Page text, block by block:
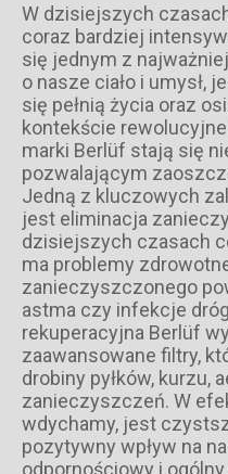
W dzisiejszych
coraz bardziej
się jednym z
o nasze ciało i umysł,
się pełnią życia oraz
kontekście
marki Berlüf stają się
pozwalającym
Jedną z kluczowych
jest eliminacja
dzisiejszych czasach
ma problemy
zanieczyszczonego
astma czy infekcje
rekuperacyjna Berlüf
zaawansowane filtry,
drobiny pyłków, kurzu,
zanieczyszczeń. W
wdychamy, jest
pozytywny wpływ na
odpornościowy i